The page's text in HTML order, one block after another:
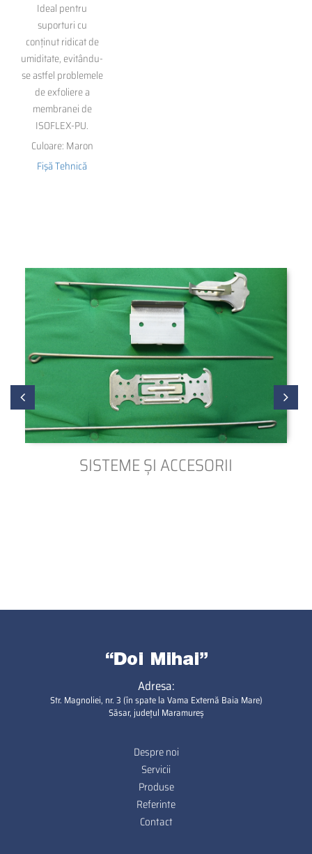
Ideal pentru
suporturi cu
conținut ridicat de
umiditate, evitându-
se astfel problemele
de exfoliere a
membranei de
ISOFLEX-PU.
Culoare: Maron
Fişă Tehnică
SISTEME ȘI ACCESORII
Adresa:
Str. Magnoliei, nr. 3 (în spate la Vama Externă Baia Mare)
Săsar, județul Maramureș
Despre noi
Servicii
Produse
Referinte
Contact